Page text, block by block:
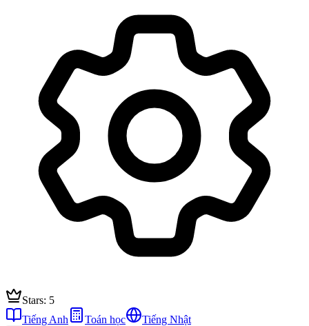
Stars: 5
Tiếng Anh
Toán học Tiếng Nhật